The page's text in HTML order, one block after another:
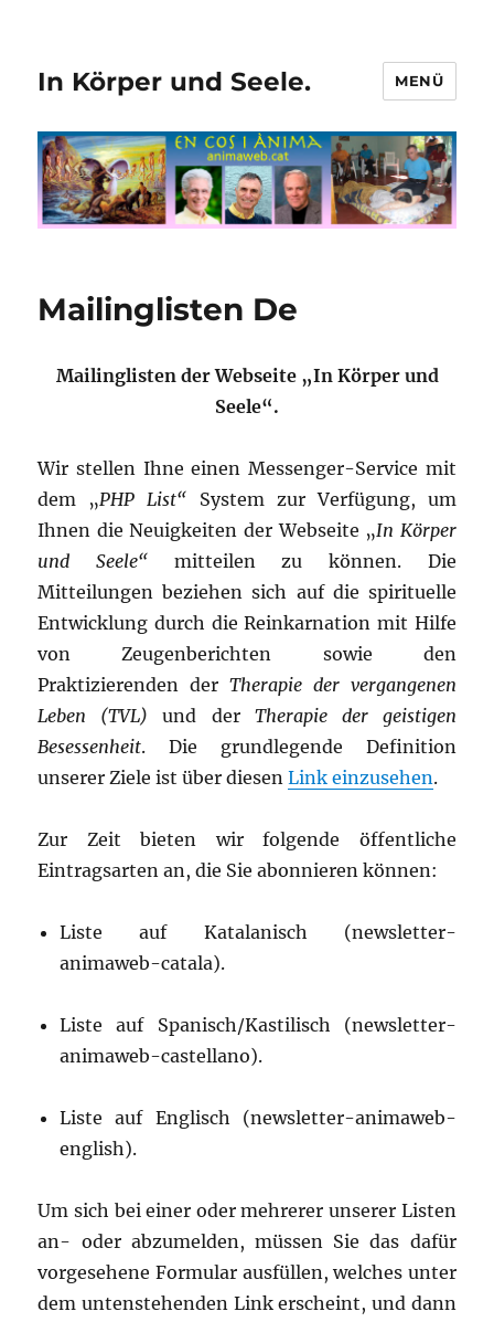
In Körper und Seele. MENÜ
Mailinglisten De
Mailinglisten der Webseite „In Körper und
Seele“.
Wir stellen Ihne einen Messenger-Service mit
dem „PHP List“ System zur Verfügung, um
Ihnen die Neuigkeiten der Webseite „In Körper
und Seele“ mitteilen zu können. Die
Mitteilungen beziehen sich auf die spirituelle
Entwicklung durch die Reinkarnation mit Hilfe
von Zeugenberichten sowie den
Praktizierenden der Therapie der vergangenen
Leben (TVL) und der Therapie der geistigen
Besessenheit. Die grundlegende Definition
unserer Ziele ist über diesenLink einzusehen.
Zur Zeit bieten wir folgende öffentliche
Eintragsarten an, die Sie abonnieren können:
Liste auf Katalanisch (newsletter-
animaweb-catala).
Liste auf Spanisch/Kastilisch (newsletter-
animaweb-castellano).
Liste auf Englisch (newsletter-animaweb-
english).
Um sich bei einer oder mehrerer unserer Listen
an- oder abzumelden, müssen Sie das dafür
vorgesehene Formular ausfüllen, welches unter
dem untenstehenden Link erscheint, und dann